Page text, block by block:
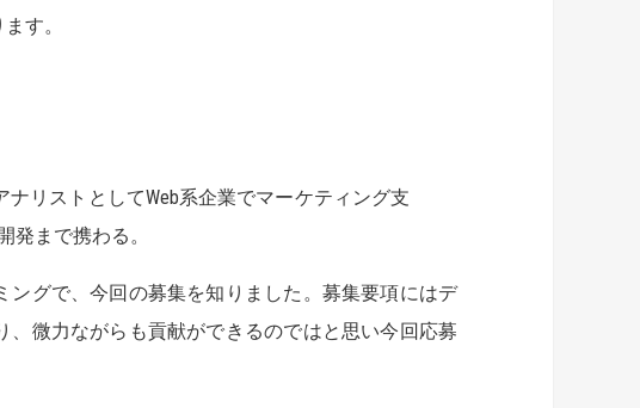
す。
リストとしてWeb系企業でマーケティング支
発まで携わる。
グで、今回の募集を知りました。募集要項にはデ
微力ながらも貢献ができるのではと思い今回応募